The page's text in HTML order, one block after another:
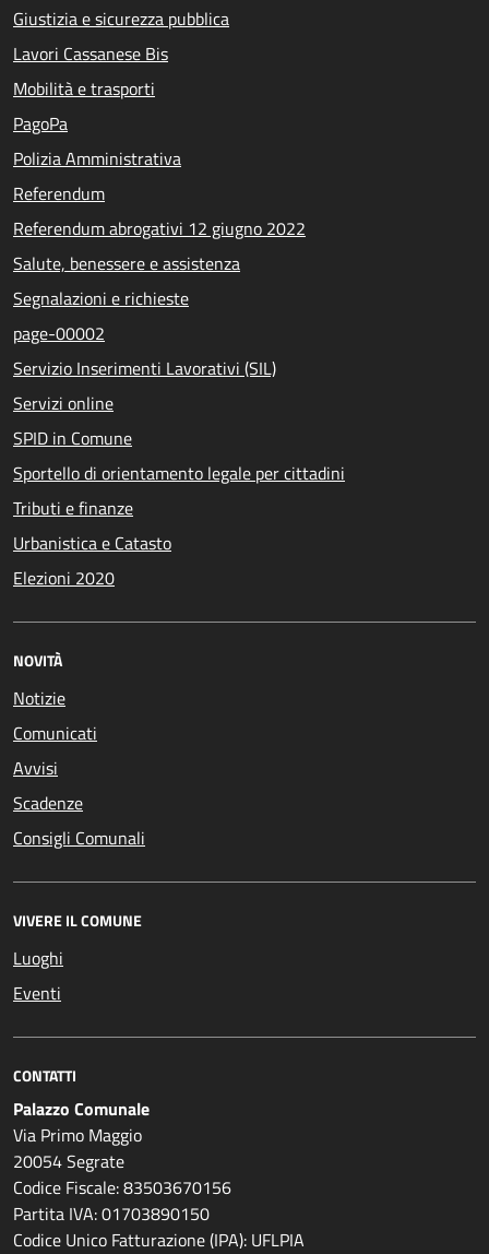
Giustizia e sicurezza pubblica
Lavori Cassanese Bis
Mobilità e trasporti
PagoPa
Polizia Amministrativa
Referendum
Referendum abrogativi 12 giugno 2022
Salute, benessere e assistenza
Segnalazioni e richieste
page-00002
Servizio Inserimenti Lavorativi (SIL)
Servizi online
SPID in Comune
Sportello di orientamento legale per cittadini
Tributi e finanze
Urbanistica e Catasto
Elezioni 2020
NOVITÀ
Notizie
Comunicati
Avvisi
Scadenze
Consigli Comunali
VIVERE IL COMUNE
Luoghi
Eventi
CONTATTI
Palazzo Comunale
Via Primo Maggio
20054 Segrate
Codice Fiscale: 83503670156
Partita IVA: 01703890150
Codice Unico Fatturazione (IPA): UFLPIA